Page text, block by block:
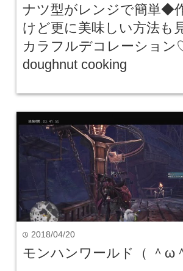
ナツ型がレンジで簡単◆
けど更に美味しい方法も
カラフルデコレーション
doughnut cooking
time 2018/04/20
モンハンワールド（ ＾ω